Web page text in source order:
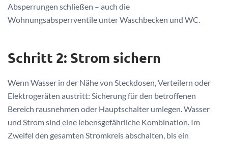
Absperrungen schließen – auch die
Wohnungsabsperrventile unter Waschbecken und WC.
Schritt 2: Strom sichern
Wenn Wasser in der Nähe von Steckdosen, Verteilern oder
Elektrogeräten austritt: Sicherung für den betroffenen
Bereich rausnehmen oder Hauptschalter umlegen. Wasser
und Strom sind eine lebensgefährliche Kombination. Im
Zweifel den gesamten Stromkreis abschalten, bis ein